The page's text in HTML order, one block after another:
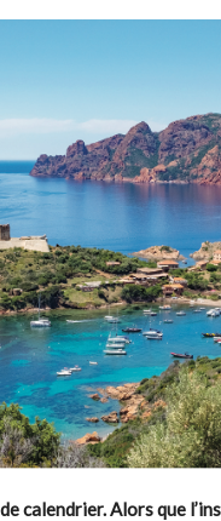
calendrier. Alors que